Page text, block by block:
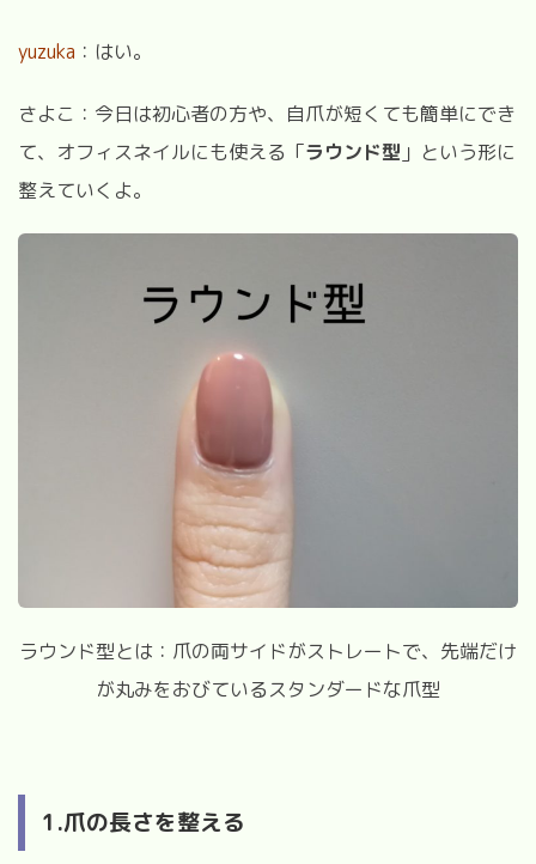
yuzuka ：はい。
さよこ：今日は初心者の方や、自爪が短くても簡単にでき
て、オフィスネイルにも使える「ラウンド型 」という形に
整えていくよ。
ラウンド型とは：爪の両サイドがストレートで、先端だけ
が丸みをおびているスタンダードな爪型
1.爪の長さを整える